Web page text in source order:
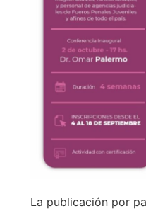
La publicación por